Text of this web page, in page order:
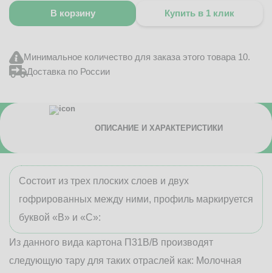
В корзину Купить в 1 клик
Минимальное количество для заказа этого товара 10.
Доставка по России
ОПИСАНИЕ И ХАРАКТЕРИСТИКИ
Состоит из трех плоских слоев и двух
гофрированных между ними, профиль маркируется
буквой «В» и «С»:
Из данного вида картона П31В/B производят
следующую тару для таких отраслей как: Молочная